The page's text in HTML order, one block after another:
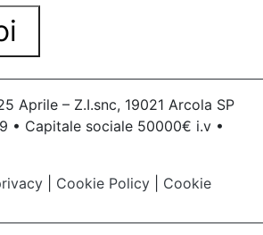
Aprile – Z.I.snc, 19021 Arcola SP
• Capitale sociale 50000€ i.v •
Cookie Policy
Cookie